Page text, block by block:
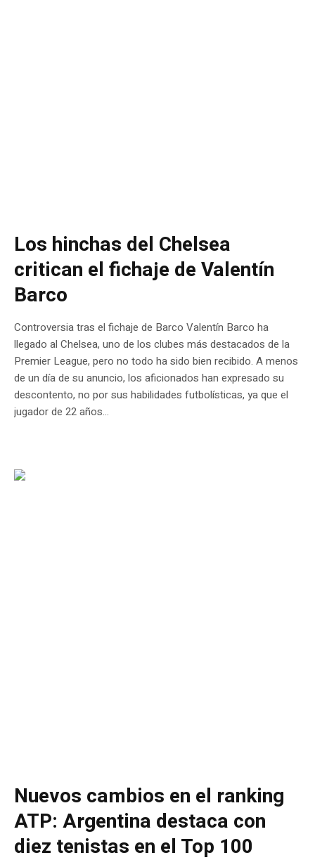
Los hinchas del Chelsea
critican el fichaje de Valentín
Barco
Controversia tras el fichaje de Barco Valentín Barco ha
llegado al Chelsea, uno de los clubes más destacados de la
Premier League, pero no todo ha sido bien recibido. A menos
de un día de su anuncio, los aficionados han expresado su
descontento, no por sus habilidades futbolísticas, ya que el
jugador de 22 años...
Nuevos cambios en el ranking
ATP: Argentina destaca con
diez tenistas en el Top 100